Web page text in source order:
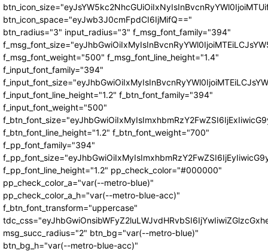
btn_icon_space="eyJwb3J0cmFpdCI6IjMifQ=="
btn_radius="3" input_radius="3" f_msg_font_family="394"
f_msg_font_weight="500" f_msg_font_line_height="1.4"
f_input_font_family="394"
f_input_font_line_height="1.2" f_btn_font_family="394"
f_input_font_weight="500"
f_btn_font_line_height="1.2" f_btn_font_weight="700"
f_pp_font_family="394"
f_pp_font_line_height="1.2" pp_check_color="#000000"
pp_check_color_a="var(--metro-blue)"
pp_check_color_a_h="var(--metro-blue-acc)"
f_btn_font_transform="uppercase"
msg_succ_radius="2" btn_bg="var(--metro-blue)"
btn_bg_h="var(--metro-blue-acc)"